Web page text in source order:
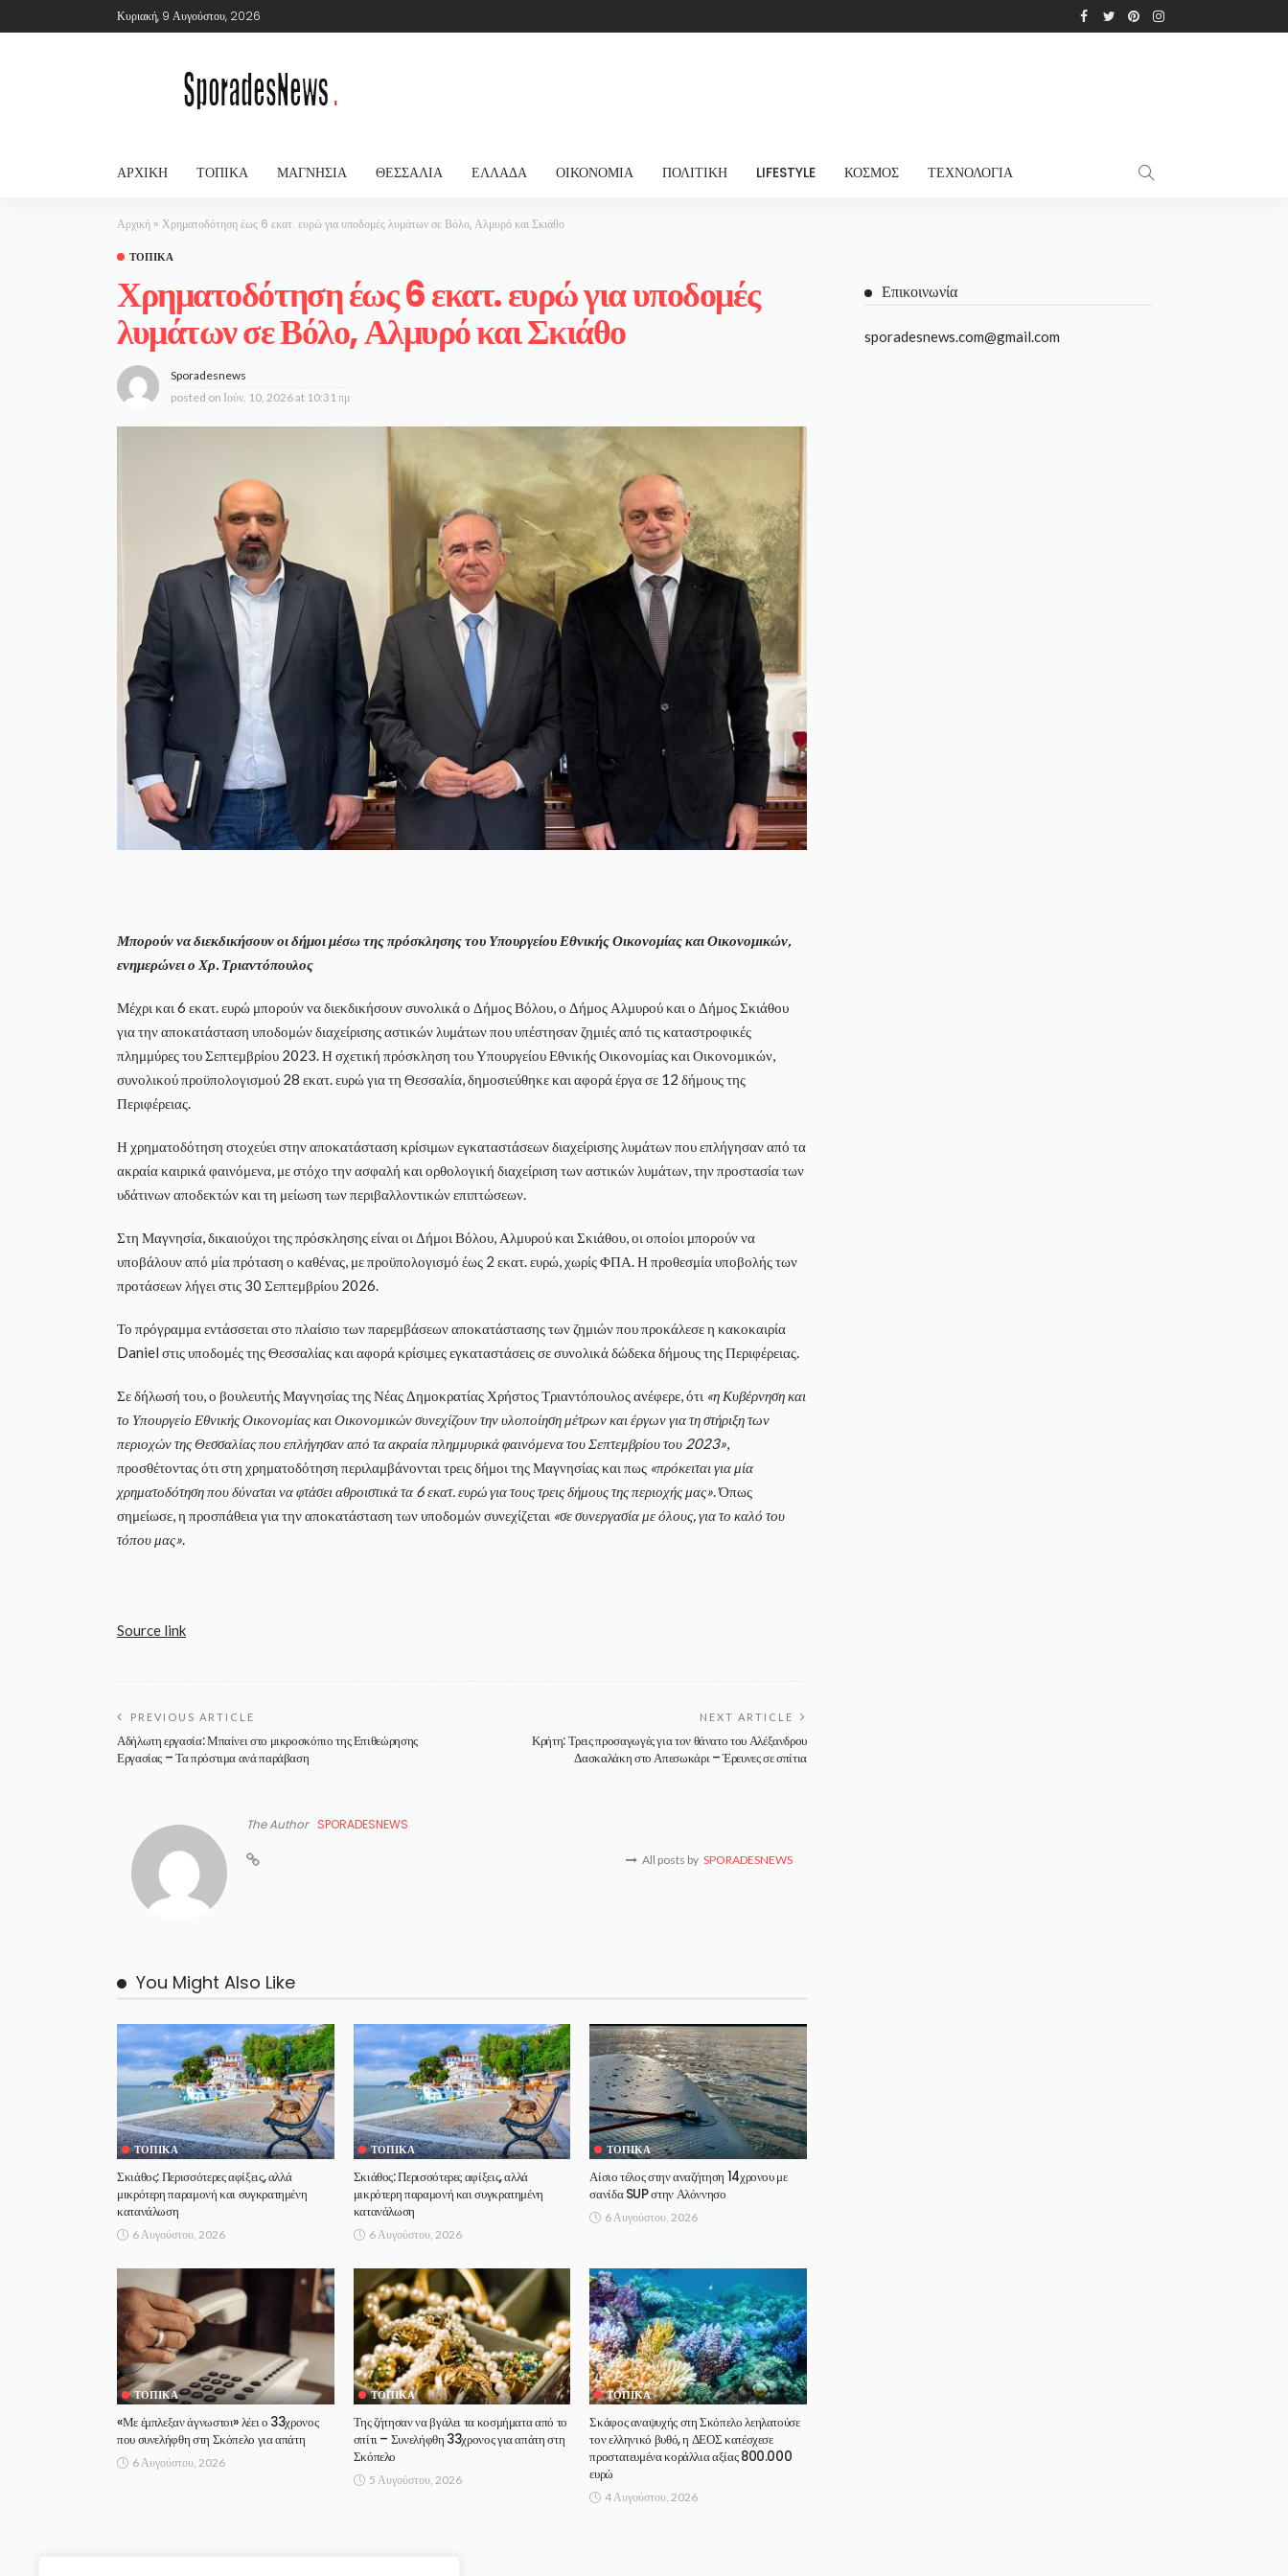
Κυριακή, 9 Αυγούστου, 2026
ΑΡΧΙΚΉ ΤΟΠΙΚΆ ΜΑΓΝΗΣΊΑ ΘΕΣΣΑΛΊΑ ΕΛΛΆΔΑ ΟΙΚΟΝΟΜΊΑ ΠΟΛΙΤΙΚΉ LIFESTYLE ΚΌΣΜΟΣ ΤΕΧΝΟΛΟΓΊΑ
Αρχική » Χρηματοδότηση έως 6 εκατ. ευρώ για υποδομές λυμάτων σε Βόλο, Αλμυρό και Σκιάθο
ΤΟΠΙΚΆ
Χρηματοδότηση έως 6 εκατ. ευρώ για υποδομές
λυμάτων σε Βόλο, Αλμυρό και Σκιάθο
Sporadesnews
posted on Ιούν. 10, 2026 at 10:31 πμ
Μπορούν να διεκδικήσουν οι δήμοι μέσω της πρόσκλησης του Υπουργείου Εθνικής Οικονομίας και Οικονομικών,
ενημερώνει ο Χρ. Τριαντόπουλος
Μέχρι και 6 εκατ. ευρώ μπορούν να διεκδικήσουν συνολικά ο Δήμος Βόλου, ο Δήμος Αλμυρού και ο Δήμος Σκιάθου
για την αποκατάσταση υποδομών διαχείρισης αστικών λυμάτων που υπέστησαν ζημιές από τις καταστροφικές
πλημμύρες του Σεπτεμβρίου 2023. Η σχετική πρόσκληση του Υπουργείου Εθνικής Οικονομίας και Οικονομικών,
συνολικού προϋπολογισμού 28 εκατ. ευρώ για τη Θεσσαλία, δημοσιεύθηκε και αφορά έργα σε 12 δήμους της
Περιφέρειας.
Η χρηματοδότηση στοχεύει στην αποκατάσταση κρίσιμων εγκαταστάσεων διαχείρισης λυμάτων που επλήγησαν από τα
ακραία καιρικά φαινόμενα, με στόχο την ασφαλή και ορθολογική διαχείριση των αστικών λυμάτων, την προστασία των
υδάτινων αποδεκτών και τη μείωση των περιβαλλοντικών επιπτώσεων.
Στη Μαγνησία, δικαιούχοι της πρόσκλησης είναι οι Δήμοι Βόλου, Αλμυρού και Σκιάθου, οι οποίοι μπορούν να
υποβάλουν από μία πρόταση ο καθένας, με προϋπολογισμό έως 2 εκατ. ευρώ, χωρίς ΦΠΑ. Η προθεσμία υποβολής των
προτάσεων λήγει στις 30 Σεπτεμβρίου 2026.
Το πρόγραμμα εντάσσεται στο πλαίσιο των παρεμβάσεων αποκατάστασης των ζημιών που προκάλεσε η κακοκαιρία
Daniel στις υποδομές της Θεσσαλίας και αφορά κρίσιμες εγκαταστάσεις σε συνολικά δώδεκα δήμους της Περιφέρειας.
Σε δήλωσή του, ο βουλευτής Μαγνησίας της Νέας Δημοκρατίας Χρήστος Τριαντόπουλος ανέφερε, ότι «η Κυβέρνηση και
το Υπουργείο Εθνικής Οικονομίας και Οικονομικών συνεχίζουν την υλοποίηση μέτρων και έργων για τη στήριξη των
περιοχών της Θεσσαλίας που επλήγησαν από τα ακραία πλημμυρικά φαινόμενα του Σεπτεμβρίου του 2023»
προσθέτοντας ότι στη χρηματοδότηση περιλαμβάνονται τρεις δήμοι της Μαγνησίας και πως «πρόκειται για μία
χρηματοδότηση που δύναται να φτάσει αθροιστικά τα 6 εκατ. ευρώ για τους τρεις δήμους της περιοχής μας» . Όπως
σημείωσε, η προσπάθεια για την αποκατάσταση των υποδομών συνεχίζεται «σε συνεργασία με όλους, για το καλό του
τόπου μας»
Source link
PREVIOUS ARTICLE
Αδήλωτη εργασία: Μπαίνει στο μικροσκόπιο της Επιθεώρησης
Εργασίας – Τα πρόστιμα ανά παράβαση
NEXT ARTICLE
Κρήτη: Τρεις προσαγωγές για τον θάνατο του Αλέξανδρου
Δασκαλάκη στο Απεσωκάρι – Έρευνες σε σπίτια
The Author SPORADESNEWS
All posts by SPORADESNEWS
You Might Also Like
ΤΟΠΙΚΆ
Σκιάθος: Περισσότερες αφίξεις, αλλά
μικρότερη παραμονή και συγκρατημένη
κατανάλωση
6 Αυγούστου, 2026
ΤΟΠΙΚΆ
Σκιάθος: Περισσότερες αφίξεις, αλλά
μικρότερη παραμονή και συγκρατημένη
κατανάλωση
6 Αυγούστου, 2026
ΤΟΠΙΚΆ
Αίσιο τέλος στην αναζήτηση 14χρονου με
σανίδα SUP στην Αλόννησο
6 Αυγούστου, 2026
ΤΟΠΙΚΆ
«Με έμπλεξαν άγνωστοι» λέει ο 33χρονος
που συνελήφθη στη Σκόπελο για απάτη
6 Αυγούστου, 2026
ΤΟΠΙΚΆ
Της ζήτησαν να βγάλει τα κοσμήματα από το
σπίτι – Συνελήφθη 33χρονος για απάτη στη
Σκόπελο
5 Αυγούστου, 2026
ΤΟΠΙΚΆ
Σκάφος αναψυχής στη Σκόπελο λεηλατούσε
τον ελληνικό βυθό, η ΔΕΟΣ κατέσχεσε
προστατευμένα κοράλλια αξίας 800.000
ευρώ
4 Αυγούστου, 2026
Επικοινωνία
sporadesnews.com@gmail.com